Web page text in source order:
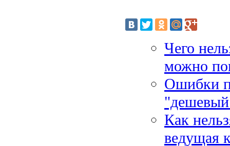
Чего
можно
Ошибки
Как
ведущая